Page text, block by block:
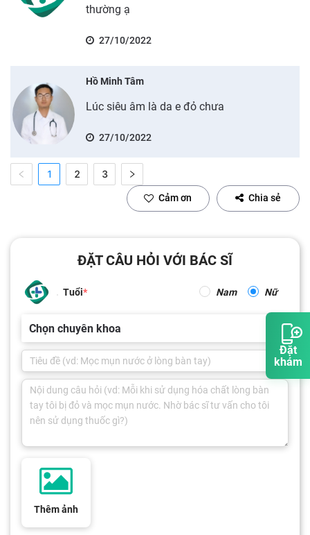
Đặt
khám
thường ạ
27/10/2022
Hồ Minh Tâm
Lúc siêu âm là da e đỏ chưa
27/10/2022
1 2 3
Cảm ơn Chia sẻ
ĐẶT CÂU HỎI VỚI BÁC SĨ
Tuổi Nam Nữ
Chọn chuyên khoa
Thêm ảnh